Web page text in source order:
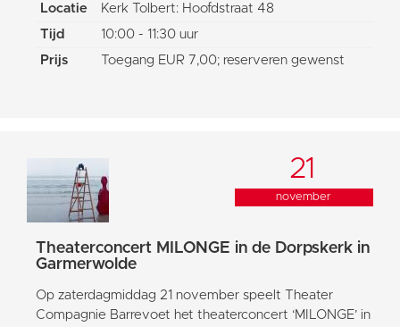
Locatie
Kerk Tolbert: Hoofdstraat 48
Tijd
10:00 - 11:30 uur
Prijs
Toegang EUR 7,00; reserveren gewenst
21
november
Theaterconcert MILONGE in de Dorpskerk in
Garmerwolde
Op zaterdagmiddag 21 november speelt Theater
Compagnie Barrevoet het theaterconcert ‘MILONGE’ in